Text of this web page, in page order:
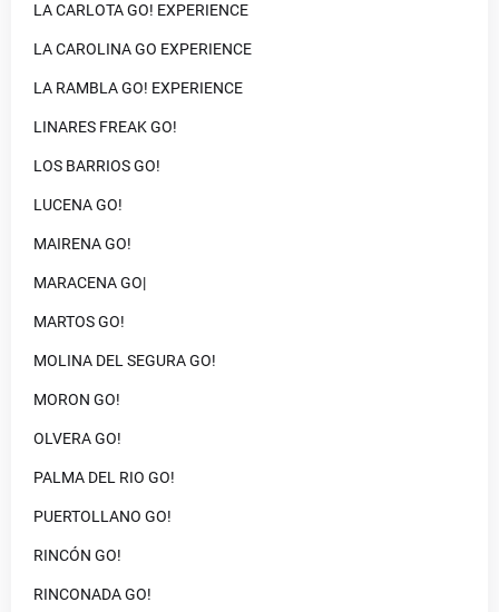
LA CARLOTA GO! EXPERIENCE
LA CAROLINA GO EXPERIENCE
LA RAMBLA GO! EXPERIENCE
LINARES FREAK GO!
LOS BARRIOS GO!
LUCENA GO!
MAIRENA GO!
MARACENA GO|
MARTOS GO!
MOLINA DEL SEGURA GO!
MORON GO!
OLVERA GO!
PALMA DEL RIO GO!
PUERTOLLANO GO!
RINCÓN GO!
RINCONADA GO!